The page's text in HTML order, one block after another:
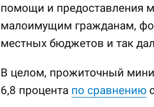
помощи и предоставления
малоимущим гражданам,
местных бюджетов и так
В целом, прожиточный
6,8 процента по сравнению